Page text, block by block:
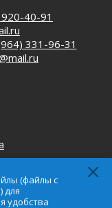
40-91
331-96-31
файлы (файлы с
сайта) для
(файлы с
для
удобства